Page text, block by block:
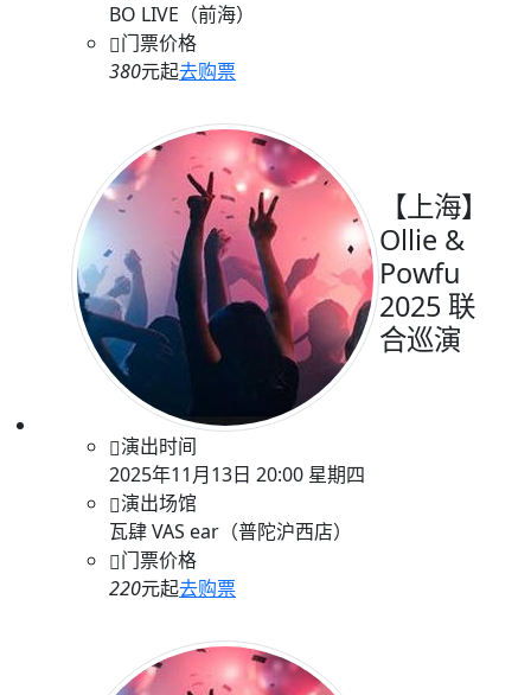
BO LIVE（前海）
门票价格
380元起去购票
【上海】
Ollie &
Powfu
2025 联
合巡演
演出时间
2025年11月13日 20:00 星期四
演出场馆
瓦肆 VAS ear（普陀沪西店）
门票价格
220元起去购票